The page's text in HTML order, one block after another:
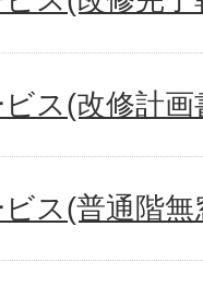
ス(改修計画
ス(普通階